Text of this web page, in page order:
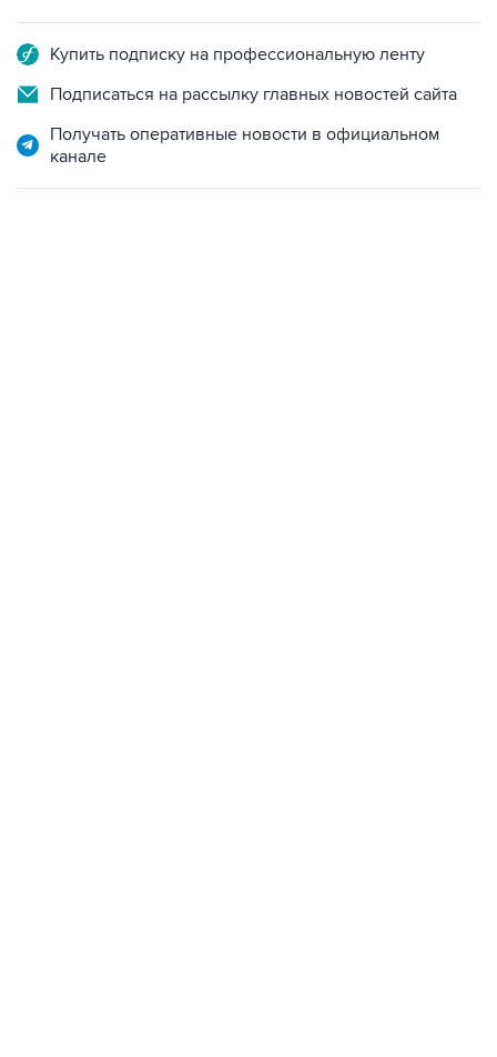
Купить подписку на профессиональную ленту
Подписаться на рассылку главных новостей сайта
Получать оперативные новости в официальном
канале